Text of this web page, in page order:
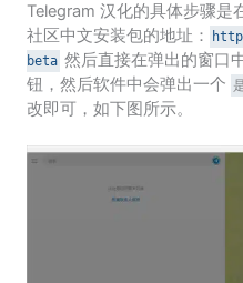
Telegram 汉化的具体步骤是
社区中文安装包的地址：
beta 然后直接在弹出的窗口
钮，然后软件中会弹出一个
改即可，如下图所示。